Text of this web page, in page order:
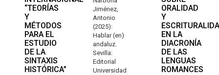
“TEORÍAS
Y
MÉTODOS
PARA EL
ESTUDIO
DE LA
SINTAXIS
HISTÓRICA”
Jiménez,
Antonio
(2025):
Hablar (en)
andaluz.
Sevilla:
Editorial
Universidad
ORALIDAD
Y
EN LA
DIACRONÍA
DE LAS
LENGUAS
ROMANCES